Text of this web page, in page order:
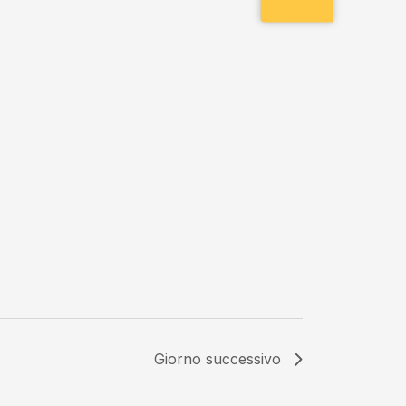
Giorno successivo